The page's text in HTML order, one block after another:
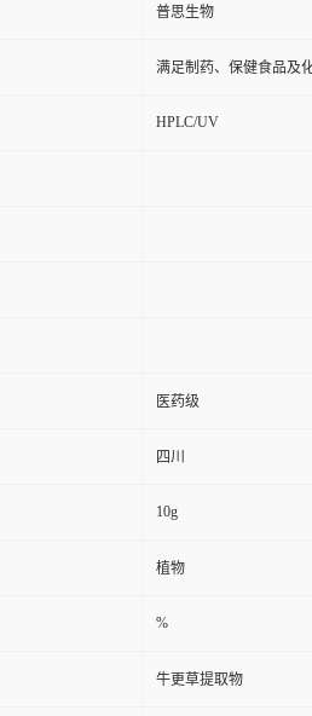
普思生物
满足制药、保健食品及
HPLC/UV
医药级
四川
10g
植物
%
牛更草提取物